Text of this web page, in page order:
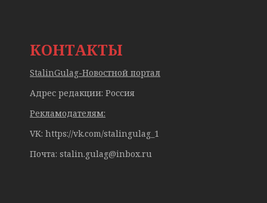
КОНТАКТЫ
StalinGulag-Новостной портал
Адрес редакции: Россия
Рекламодателям:
VK: https://vk.com/stalingulag_1
Почта: stalin.gulag@inbox.ru